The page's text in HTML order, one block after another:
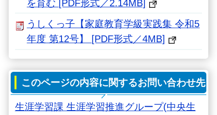
を育む [PDF形式／2.14MB]
うしくっ子【家庭教育学級実践集 令和5
年度 第12号】 [PDF形式／4MB]
このページの内容に関するお問い合わせ先
生涯学習課 生涯学習推進グループ(中央生